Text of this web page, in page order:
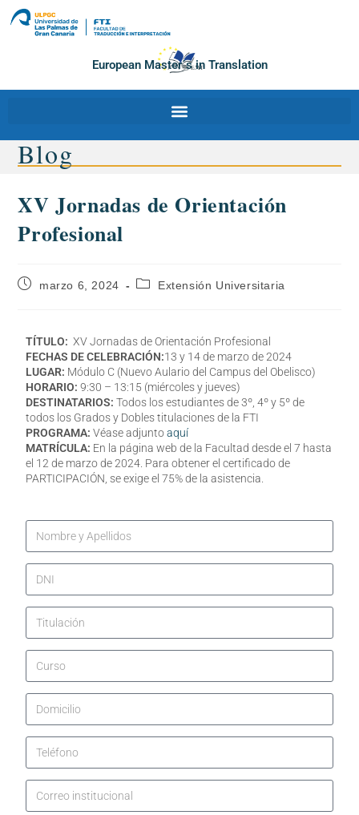
European Master´s in Translation
Blog
XV Jornadas de Orientación
Profesional
marzo 6, 2024 Extensión Universitaria
TÍTULO: XV Jornadas de Orientación Profesional
FECHAS DE CELEBRACIÓN:13 y 14 de marzo de 2024
LUGAR: Módulo C (Nuevo Aulario del Campus del Obelisco)
HORARIO: 9:30 – 13:15 (miércoles y jueves)
DESTINATARIOS: Todos los estudiantes de 3º, 4º y 5º de
todos los Grados y Dobles titulaciones de la FTI
PROGRAMA:Véase adjuntoaquí
MATRÍCULA: En la página web de la Facultad desde el 7 hasta
el 12 de marzo de 2024. Para obtener el certificado de
PARTICIPACIÓN, se exige el 75% de la asistencia.